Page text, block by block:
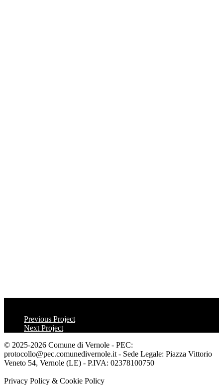
Previous Project
Next Project
© 2025-2026 Comune di Vernole - PEC:
protocollo@pec.comunedivernole.it - Sede Legale: Piazza Vittorio
Veneto 54, Vernole (LE) - P.IVA: 02378100750
Privacy Policy & Cookie Policy